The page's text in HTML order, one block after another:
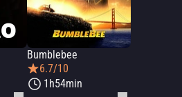
Bumblebee
6.7/10
1h54min